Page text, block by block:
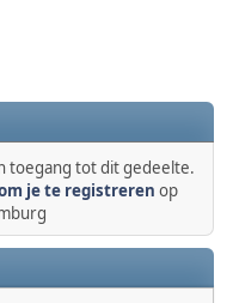
toegang tot dit gedeelte.
je te registreren op